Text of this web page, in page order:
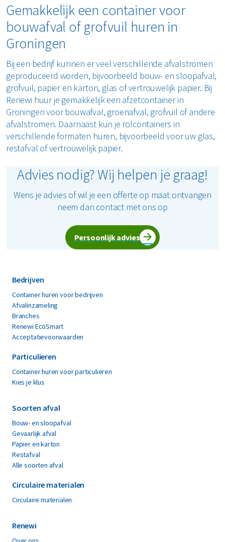
Gemakkelijk een container voor
bouwafval of grofvuil huren in
Groningen
Bij een bedrijf kunnen er veel verschillende afvalstromen
geproduceerd worden, bijvoorbeeld bouw- en sloopafval,
grofvuil, papier en karton, glas of vertrouwelijk papier. Bij
Renewi huur je gemakkelijk een afzetcontainer in
Groningen voor bouwafval, groenafval, grofvuil of andere
afvalstromen. Daarnaast kun je rolcontainers in
verschillende formaten huren, bijvoorbeeld voor uw glas,
restafval of vertrouwelijk papier.
Advies nodig? Wij helpen je graag!
Wens je advies of wil je een offerte op maat ontvangen
neem dan contact met ons op
Persoonlijk advies
Bedrijven
Container huren voor bedrijven
Afvalinzameling
Branches
Renewi EcoSmart
Acceptatievoorwaarden
Particulieren
Container huren voor particulieren
Kies je klus
Soorten afval
Bouw- en sloopafval
Gevaarlijk afval
Papier en karton
Restafval
Alle soorten afval
Circulaire materialen
Circulaire materialen
Renewi